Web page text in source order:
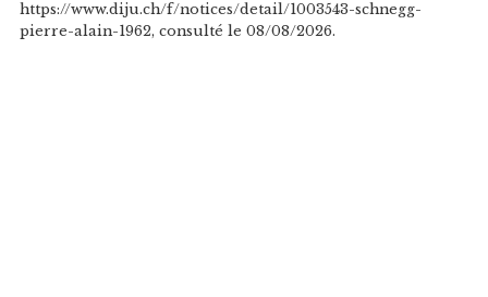
https://www.diju.ch/f/notices/detail/1003543-schnegg-
pierre-alain-1962, consulté le 08/08/2026.